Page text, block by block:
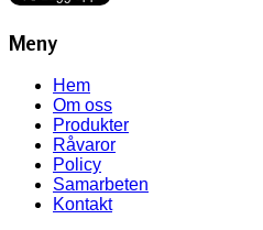
Meny
Hem
Om oss
Produkter
Råvaror
Policy
Samarbeten
Kontakt